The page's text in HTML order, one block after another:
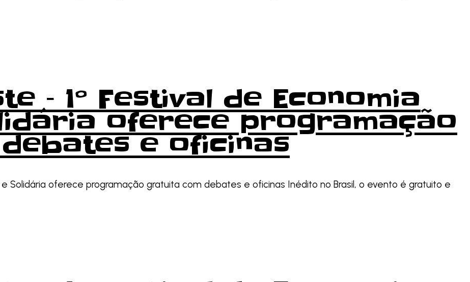
– 1º Festival de Economia
oferece programação
e oficinas
e Solidária oferece programação gratuita com debates e oficinas Inédito no Brasil, o evento é gratuito e